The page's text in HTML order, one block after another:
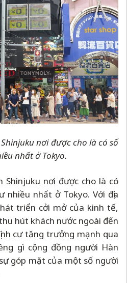
nơi được cho là có số
nhất ở Tokyo.
Shinjuku nơi được cho là có
nhiều nhất ở Tokyo. Với địa
triển cởi mở của kinh tế,
hút khách nước ngoài đến
cư tăng trưởng mạnh qua
gì cộng đồng người Hàn
góp mặt của một số người